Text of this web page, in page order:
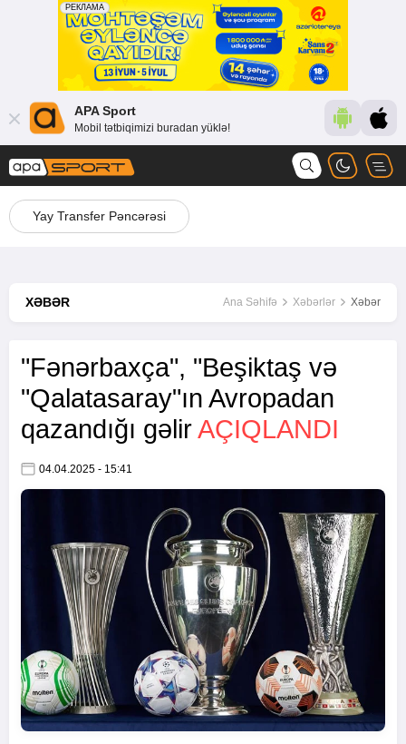
APA Sport
Mobil tətbiqimizi buradan yüklə!
Yay Transfer Pəncərəsi
XƏBƏR Ana Səhifə Xəbərlər Xəbər
"Fənərbaxça", "Beşiktaş və
"Qalatasaray"ın Avropadan
qazandığı gəlirAÇIQLANDI
04.04.2025 - 15:41